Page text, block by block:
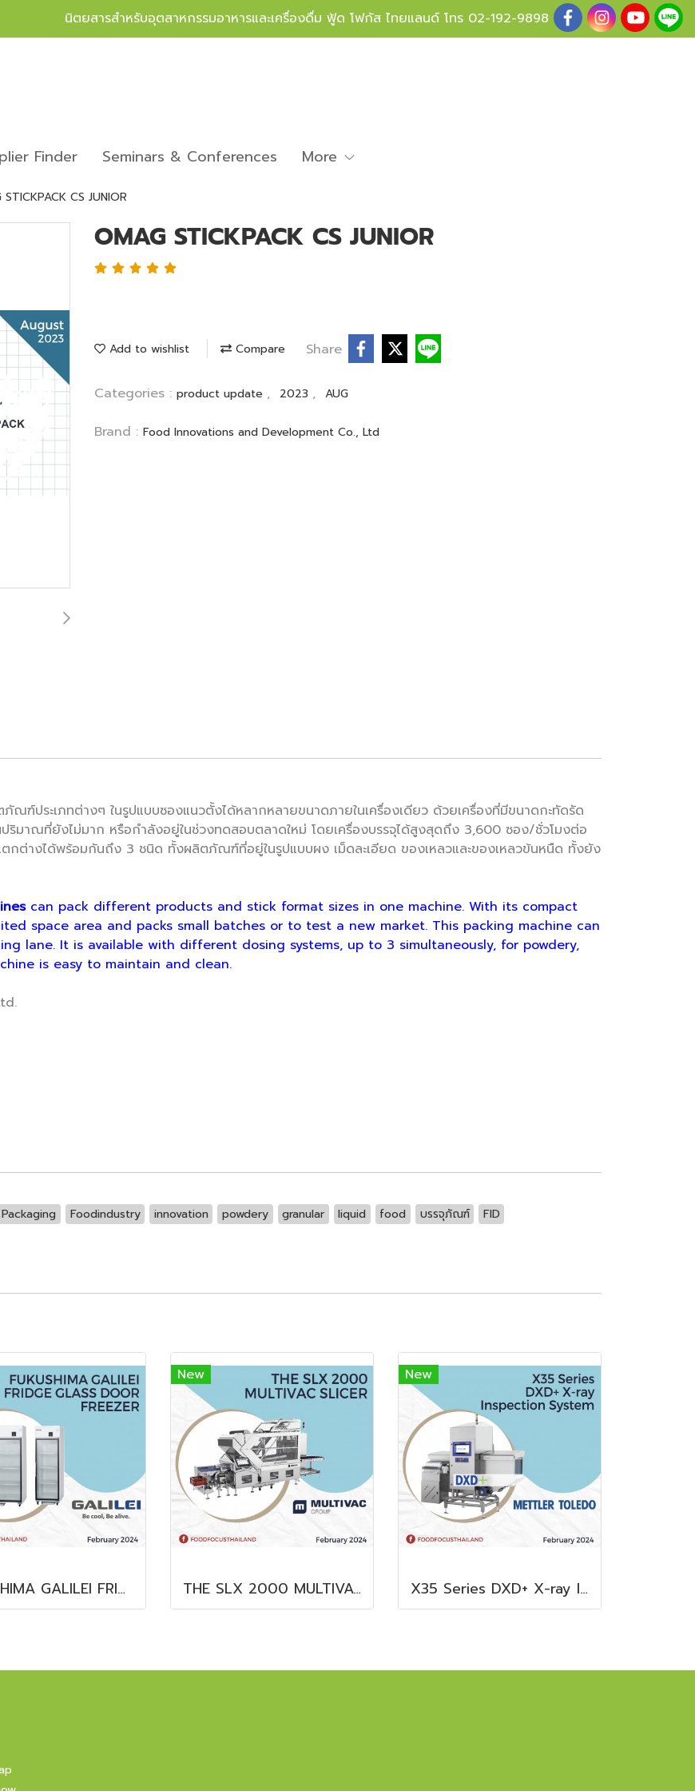
นิตยสารสำหรับอุตสาหกรรมอาหารและเครื่องดื่ม ฟู้ด โฟกัส ไทยแลนด์ โทร 02-192-9898
Finder Seminars & Conferences More
STICKPACK CS JUNIOR
OMAG STICKPACK CS JUNIOR
Add to wishlist Compare Share
Categories : product update , 2023 , AUG
Brand : Food Innovations and Development Co., Ltd
ณฑ์ประเภทต่างๆ ในรูปแบบซองแนวตั้งได้หลากหลายขนาดภายในเครื่องเดียว ด้วยเครื่องที่มีขนาดกะทัดรัด
ริมาณที่ยังไม่มาก หรือกำลังอยู่ในช่วงทดสอบตลาดใหม่ โดยเครื่องบรรจุได้สูงสุดถึง 3,600 ซอง/ชั่วโมงต่อ
กต่างได้พร้อมกันถึง 3 ชนิด ทั้งผลิตภัณฑ์ที่อยู่ในรูปแบบผง เม็ดละเอียด ของเหลวและของเหลวข้นหนืด ทั้งยัง
can pack different products and stick format sizes in one machine. With its compact
space area and packs small batches or to test a new market. This packing machine can
lane. It is available with different dosing systems, up to 3 simultaneously, for powdery,
is easy to maintain and clean.
Packaging Foodindustry innovation powdery granular liquid food บรรจุภัณฑ์
FID
FUKUSHIMA GALILEI FRIDGE GLASS DOOR FREEZER
New
THE SLX 2000 MULTIVAC SLICER
New
X35 Series DXD+ X-ray Inspection System